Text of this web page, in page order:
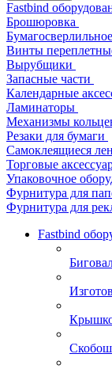
Fastbind
Брошюровка
Винты
Вырубщики
Запасные части
Календарные
Ламинаторы
Механизмы
Резаки для бумаги
Самоклеящиеся
Торговые
Упаковочное
Фурнитура для
Фурнитура для
Fastbind